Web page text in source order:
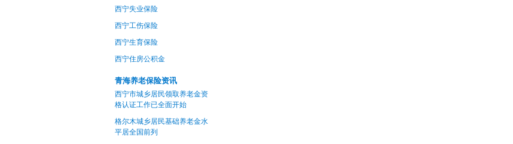
西宁失业保险
西宁工伤保险
西宁生育保险
西宁住房公积金
青海养老保险资讯
西宁市城乡居民领取养老金资
格认证工作已全面开始
格尔木城乡居民基础养老金水
平居全国前列